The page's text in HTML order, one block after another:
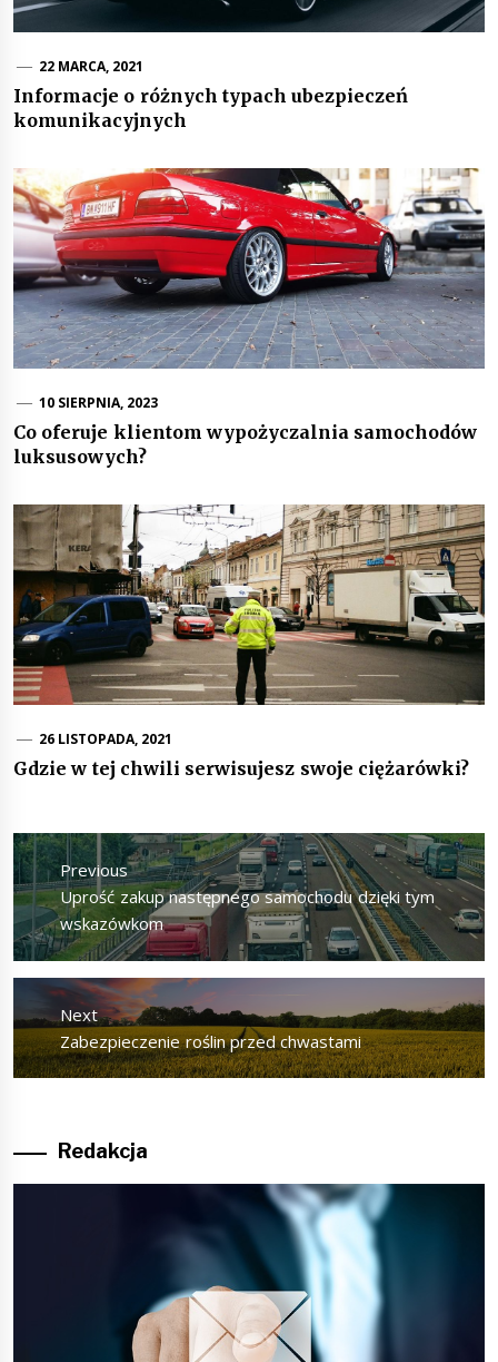
22 MARCA, 2021
Informacje o różnych typach ubezpieczeń
komunikacyjnych
10 SIERPNIA, 2023
Co oferuje klientom wypożyczalnia samochodów
luksusowych?
26 LISTOPADA, 2021
Gdzie w tej chwili serwisujesz swoje ciężarówki?
Nawigacja
wpisuPrevious
Previous
post:
Uprość zakup następnego samochodu dzięki tym
wskazówkom
Next
Next
post:
Zabezpieczenie roślin przed chwastami
Redakcja